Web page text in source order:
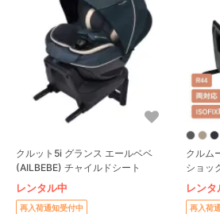
クルット5i グランス エールベベ
(AILBEBE) チャイルドシート
レンタル中
再入荷通知受付中
クルム
ショッ
チャイ
レンタ
再入荷